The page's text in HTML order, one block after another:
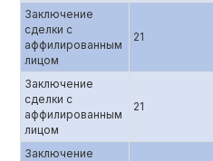
Заключение
сделки с
аффилированным
лицом
21
Заключение
сделки с
аффилированным
лицом
21
Заключение